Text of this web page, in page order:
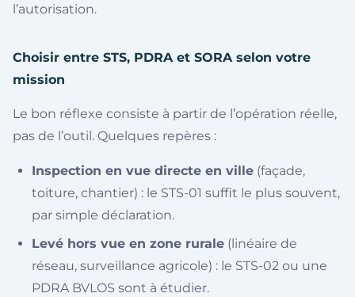
l’autorisation.
Choisir entre STS, PDRA et SORA selon votre
mission
Le bon réflexe consiste à partir de l’opération réelle,
pas de l’outil. Quelques repères :
Inspection en vue directe en ville (façade,
toiture, chantier) : le STS-01 suffit le plus souvent,
par simple déclaration.
Levé hors vue en zone rurale (linéaire de
réseau, surveillance agricole) : le STS-02 ou une
PDRA BVLOS sont à étudier.